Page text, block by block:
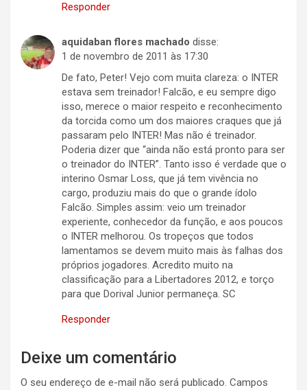
Responder
aquidaban flores machado disse:
1 de novembro de 2011 às 17:30
De fato, Peter! Vejo com muita clareza: o INTER
estava sem treinador! Falcão, e eu sempre digo
isso, merece o maior respeito e reconhecimento
da torcida como um dos maiores craques que já
passaram pelo INTER! Mas não é treinador.
Poderia dizer que “ainda não está pronto para ser
o treinador do INTER”. Tanto isso é verdade que o
interino Osmar Loss, que já tem vivência no
cargo, produziu mais do que o grande ídolo
Falcão. Simples assim: veio um treinador
experiente, conhecedor da função, e aos poucos
o INTER melhorou. Os tropeços que todos
lamentamos se devem muito mais às falhas dos
próprios jogadores. Acredito muito na
classificação para a Libertadores 2012, e torço
para que Dorival Junior permaneça. SC
Responder
Deixe um comentário
O seu endereço de e-mail não será publicado. Campos